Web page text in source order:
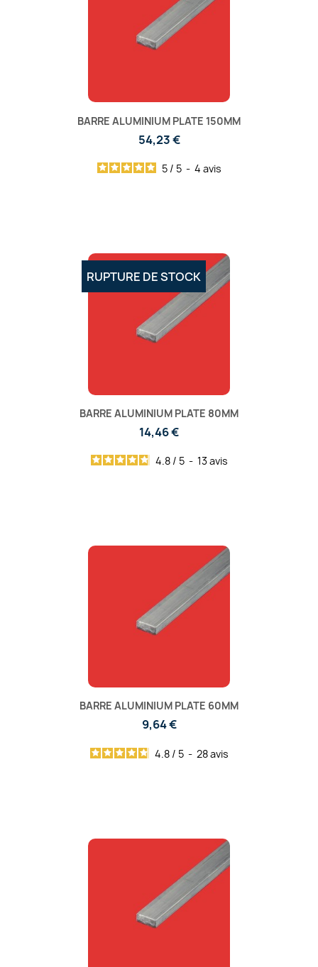
BARRE ALUMINIUM PLATE 150MM
54,23 €
5 / 5 - 4 avis
BARRE ALUMINIUM PLATE 80MM
14,46 €
4.8 / 5 - 13avis
RUPTURE DE STOCK
BARRE ALUMINIUM PLATE 60MM
9,64 €
4.8 / 5 - 28avis